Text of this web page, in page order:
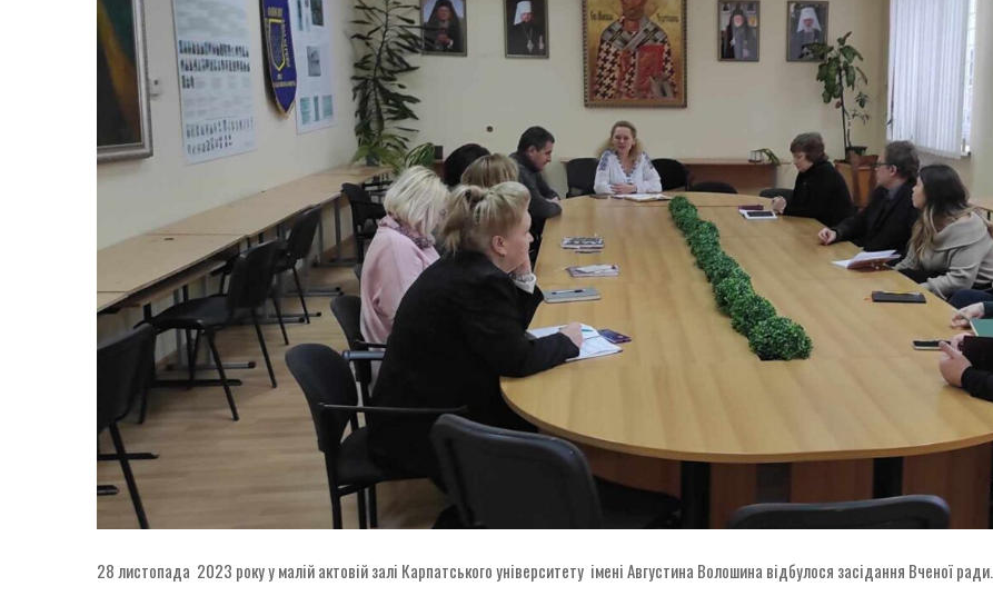
28 листопада 2023 року у малій актовій залі Карпатського університету імені Августина Волошина відбулося засідання Вченої ради.